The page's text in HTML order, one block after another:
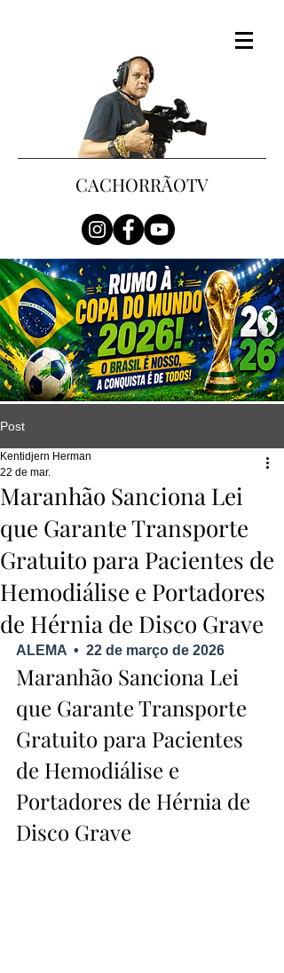
CACHORRÃOTV
Post
Maranhão Sanciona Lei
que Garante Transporte
Gratuito para Pacientes de
Hemodiálise e Portadores
de Hérnia de Disco Grave
Kentidjern Herman
22 de mar.
ALEMA  •  22 de março de 2026
Maranhão Sanciona Lei
que Garante Transporte
Gratuito para Pacientes
de Hemodiálise e
Portadores de Hérnia de
Disco Grave